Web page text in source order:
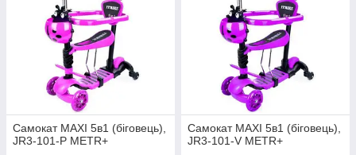
Самокат MAXI 5в1 (біговець),
JR3-101-P METR+
Самокат MAXI 5в1 (біговець),
JR3-101-V METR+